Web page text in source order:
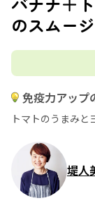
のスムー
免疫力アップ
トマトのうまみ
堤人